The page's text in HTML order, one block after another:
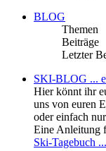
BLOG
Themen
Beiträge
Letzter
SKI-BLOG ...
Hier könnt ihr
uns von euren
oder einfach
Eine Anleitung
Ski-Tagebuch